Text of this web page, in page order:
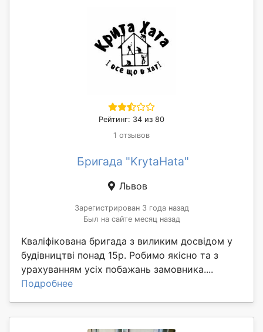
Рейтинг: 34 из 80
1 отзывов
Бригада "KrytaHata"
Львов
Зарегистрирован 3 года назад
Был на сайте месяц назад
Кваліфікована бригада з виликим досвідом у
будівництві понад 15р. Робимо якісно та з
урахуванням усіх побажань замовника....
Подробнее